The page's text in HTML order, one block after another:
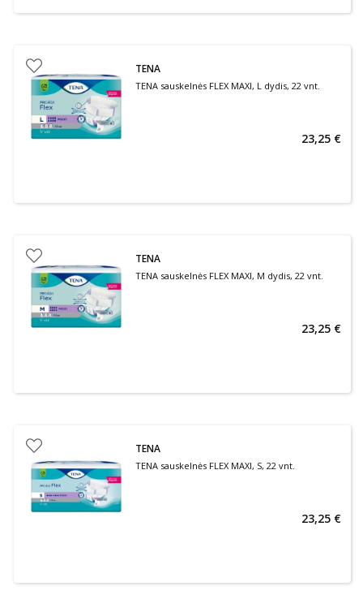
TENA
TENA sauskelnės FLEX MAXI, L dydis, 22 vnt.
23,25 €
TENA
TENA sauskelnės FLEX MAXI, M dydis, 22 vnt.
23,25 €
TENA
TENA sauskelnės FLEX MAXI, S, 22 vnt.
23,25 €